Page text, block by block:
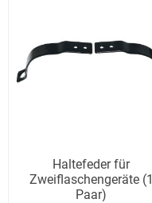
Haltefeder für
Zweiflaschengeräte (1
Paar)